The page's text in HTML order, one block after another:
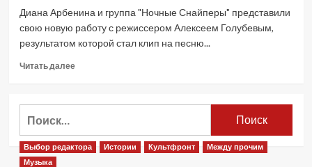
Диана Арбенина и группа "Ночные Снайперы" представили
свою новую работу с режиссером Алексеем Голубевым,
результатом которой стал клип на песню...
Читать далееПрочитать
Ночные
новый
клип
Выбор редактора Истории Культфронт
Между прочим
Музыка